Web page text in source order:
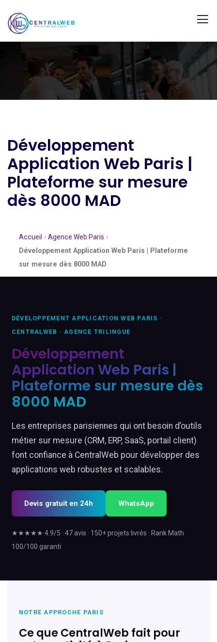
Développement
Application Web Paris |
Plateforme sur mesure
dès 8000 MAD
Accueil › Agence Web Paris ›
Développement Application Web Paris | Plateforme
sur mesure dès 8000 MAD
DÉVELOPPEMENT APPLICATION WEB PARIS ·
CENTRALWEB · AGENCE TRILINGUE
Développement
Application Web Paris |
Plateforme sur mesure dès
8000 MAD
Les entreprises parisiennes qui ont besoin d’outils
métier sur mesure (CRM, ERP, SaaS, portail client)
font confiance à CentralWeb pour développer des
applications web robustes et scalables.
Devis gratuit en 24h WhatsApp
★★★★★ 4.9/5 · 47 avis · 150+ projets livrés · Rank Math
100/100 garanti
NOTRE APPROCHE PARIS
Ce que CentralWeb fait pour